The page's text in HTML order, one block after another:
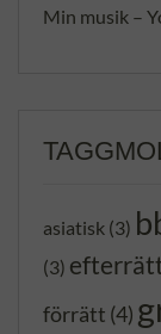
Min musik –
asiatisk (3)
(3)
förrätt (4)